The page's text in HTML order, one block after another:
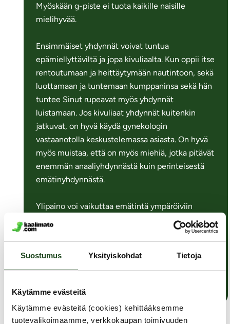
Suostumus Yksityiskohdat Tietoja
Käytämme evästeitä
Käytämme evästeitä (cookies) kehittääksemme
tuotevalikoimaamme, verkkokaupan toimivuuden
Myöskään g-piste ei tuota kaikille naisille
mielihyvää.
Ensimmäiset yhdynnät voivat tuntua
epämiellyttäviltä ja jopa kivuliaalta. Kun oppii itse
rentoutumaan ja heittäytymään nautintoon, sekä
luottamaan ja tuntemaan kumppaninsa sekä hän
tuntee Sinut rupeavat myös yhdynnät
luistamaan. Jos kivuliaat yhdynnät kuitenkin
jatkuvat, on hyvä käydä gynekologin
vastaanotolla keskustelemassa asiasta. On hyvä
myös muistaa, että on myös miehiä, jotka pitävät
enemmän anaaliyhdynnästä kuin perinteisestä
emätinyhdynnästä.
Ylipaino voi vaikuttaa emätintä ympäröiviin
lihaksiin, mutta niitä heikentävällä tavalla, jolloin
emätin ei ole niin tiukka. Tunnottomuuten ei
Terveisin